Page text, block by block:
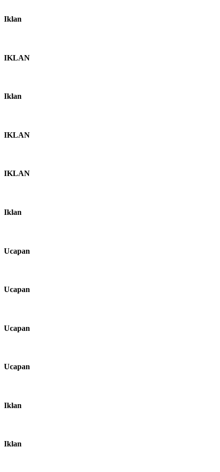
Iklan
IKLAN
Iklan
IKLAN
IKLAN
Iklan
Ucapan
Ucapan
Ucapan
Ucapan
Iklan
Iklan